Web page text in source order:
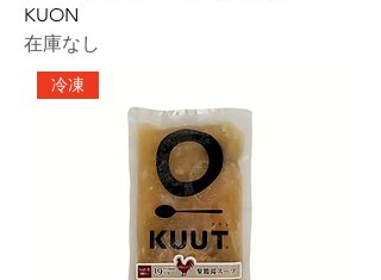
KUON
在庫なし
冷凍